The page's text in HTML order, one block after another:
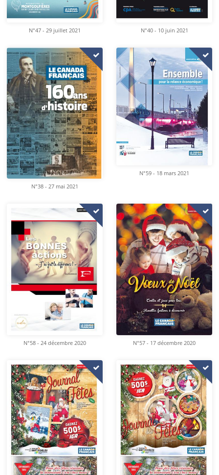
N°47 - 29 juillet 2021 N°40 - 10 juin 2021
N°38 - 27 mai 2021
N°59 - 18 mars 2021
N°58 - 24 décembre 2020 N°57 - 17 décembre 2020